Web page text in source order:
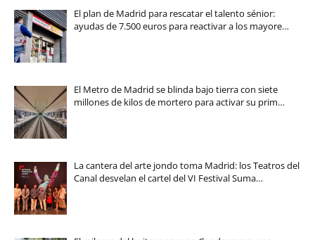
El plan de Madrid para rescatar el talento sénior:
ayudas de 7.500 euros para reactivar a los mayore…
El Metro de Madrid se blinda bajo tierra con siete
millones de kilos de mortero para activar su prim…
La cantera del arte jondo toma Madrid: los Teatros del
Canal desvelan el cartel del VI Festival Suma…